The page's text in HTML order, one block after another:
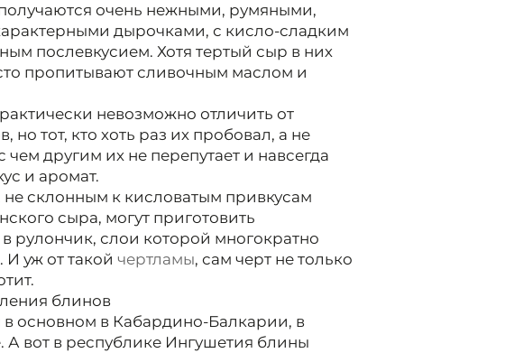
очень нежными, румяными,
дырочками, с кисло-сладким
послевкусием. Хотя тертый сыр в них
пропитывают сливочным маслом и
невозможно отличить от
тот, кто хоть раз их пробовал, а не
другим их не перепутает и навсегда
и аромат.
склонным к кисловатым привкусам
сыра, могут приготовить
в рулончик, слои которой многократно
уж от такой чертламы, сам черт не только
блинов
в основном в Кабардино-Балкарии, в
А вот в республике Ингушетия блины